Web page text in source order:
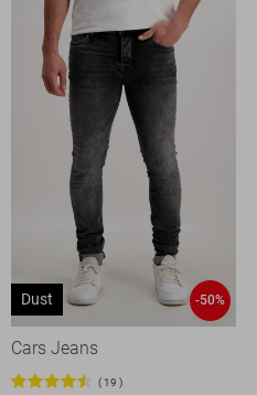
Dust -50%
Cars Jeans
19